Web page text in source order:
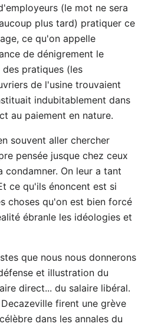
(le mot ne sera
plus tard) pratiquer ce
ce qu'on appelle
de dénigrement le
pratiques (les
de l'usine trouvaient
indubitablement dans
au paiement en nature.
souvent aller chercher
pensée jusque chez ceux
On leur a tant
ce qu'ils énoncent est si
choses qu'on est bien forcé
ébranle les idéologies et
que nous nous donnerons
et illustration du
direct... du salaire libéral.
firent une grève
dans les annales du